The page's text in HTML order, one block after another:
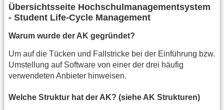
Übersichtsseite Hochschulmanagementsystem
- Student Life-Cycle Management
Warum wurde der AK gegründet?
Um auf die Tücken und Fallstricke bei der Einführung bzw.
Umstellung auf Software von einer der drei häufig
verwendeten Anbieter hinweisen.
Welche Struktur hat der AK? (siehe AK Strukturen)